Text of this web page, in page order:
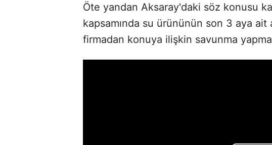
Öte yandan Aksaray'daki söz konusu
kapsamında su ürününün son 3 aya ait
firmadan konuya ilişkin savunma